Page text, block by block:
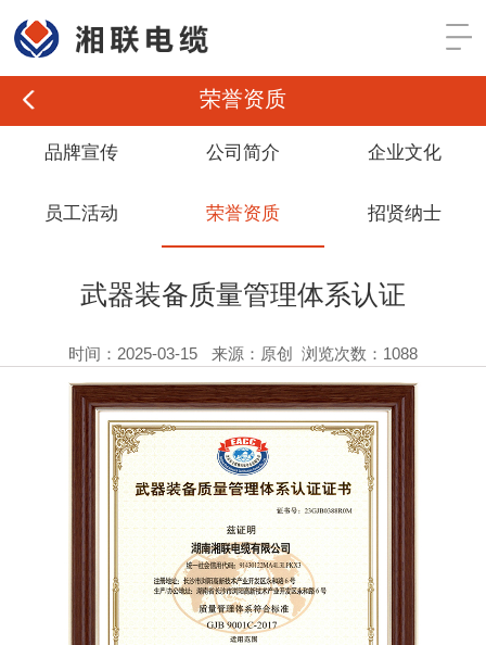
荣誉资质
品牌宣传 公司简介 企业文化
员工活动 荣誉资质 招贤纳士
武器装备质量管理体系认证
时间：2025-03-15 来源：原创 浏览次数：1088